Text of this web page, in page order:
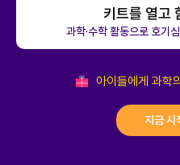
키트를 열고
과학·수학 활동으로 호기
아이들에게 과학
지금